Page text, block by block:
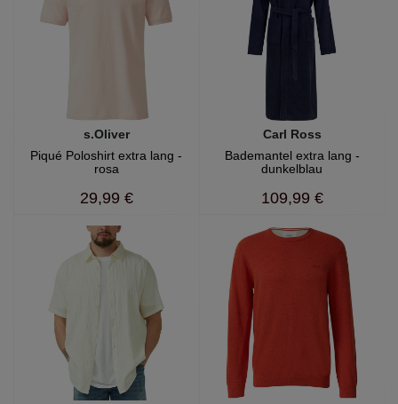
s.Oliver
Piqué Poloshirt extra lang -
rosa
29,99 €
Carl Ross
Bademantel extra lang -
dunkelblau
109,99 €